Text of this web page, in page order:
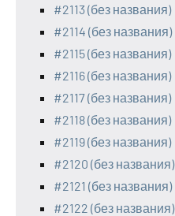
#2113 (без названия)
#2114 (без названия)
#2115 (без названия)
#2116 (без названия)
#2117 (без названия)
#2118 (без названия)
#2119 (без названия)
#2120 (без названия)
#2121 (без названия)
#2122 (без названия)